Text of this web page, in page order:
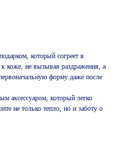
который согреет в
коже, не вызывая раздражения, а
форму даже после
аксессуаром, который легко
не только тепло, но и заботу о